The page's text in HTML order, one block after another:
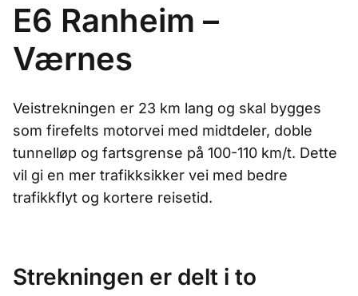
E6 Ranheim –
Værnes
Veistrekningen er 23 km lang og skal bygges
som firefelts motorvei med midtdeler, doble
tunnelløp og fartsgrense på 100-110 km/t. Dette
vil gi en mer trafikksikker vei med bedre
trafikkflyt og kortere reisetid.
Strekningen er delt i to